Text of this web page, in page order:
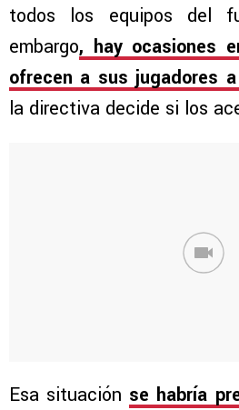
todos los equipos del
embargo, hay ocasiones
ofrecen a sus jugadores
la directiva decide si los
Esa situación se habría